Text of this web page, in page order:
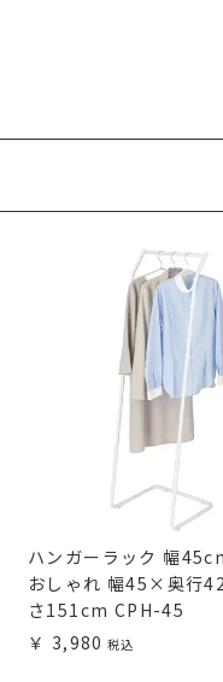
ハンガーラック 幅
おしゃれ 幅45×奥行
さ151cm CPH-45
3,980